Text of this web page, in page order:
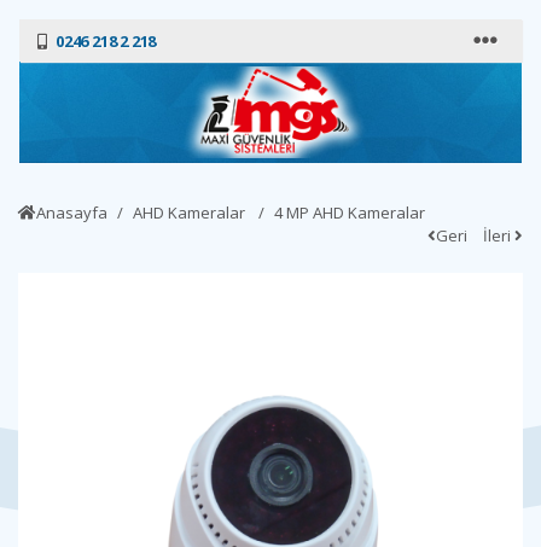
0246 218 2 218
Anasayfa AHD Kameralar
4 MP AHD Kameralar
Geri
İleri